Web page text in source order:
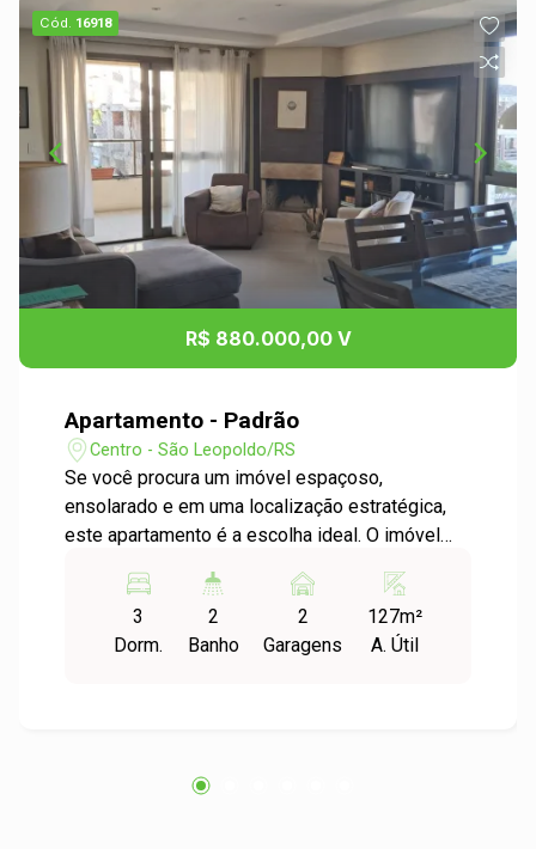
Cód. 16918
R$ 880.000,00 V
Apartamento - Padrão
Centro - São Leopoldo/RS
Se você procura um imóvel espaçoso,
ensolarado e em uma localização estratégica,
este apartamento é a escolha ideal. O imóvel
formato americano, oferecendo praticidade e
conforto para toda a família. A área social é um
grande destaque, com ampla sala de estar e
especiais. Além disso, o apartamento dispõe de
3
Dorm.
2
Banho
2
Garagens
127m²
A. Útil